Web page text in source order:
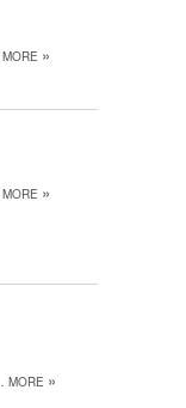
MORE »
MORE »
MORE »